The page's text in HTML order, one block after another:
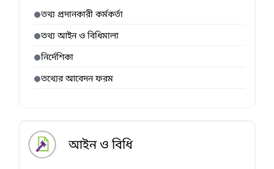
তথ্য প্রদানকারী কর্মকর্তা
তথ্য আইন ও বিধিমালা
নির্দেশিকা
তথ্যের আবেদন ফরম
আইন ও বিধি